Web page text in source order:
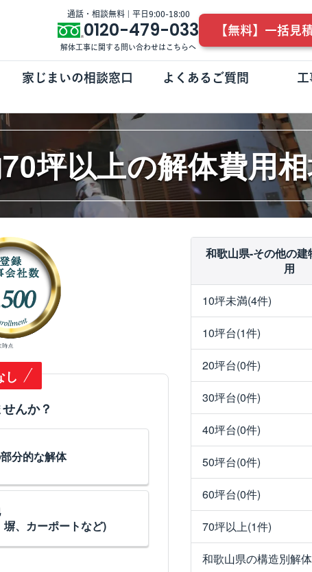
通話・相談無料 | 平日9:00-18:00
0120-479-033
解体工事に関する問い合わせはこちらへ
【無料】一括見
家じまいの相談窓口 よくあるご質問
坪以上の解体費用
し
んか？
分的な解体
塀、カーポートなど)
和歌山県-その他の建
用
10坪未満(4件)
10坪台(1件)
20坪台(0件)
30坪台(0件)
40坪台(0件)
50坪台(0件)
60坪台(0件)
70坪以上(1件)
和歌山県の構造別解